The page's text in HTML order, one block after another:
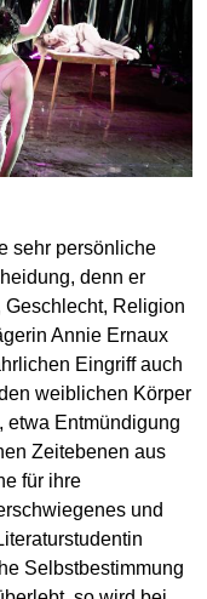
sehr persönliche
denn er
Geschlecht, Religion
Annie Ernaux
Eingriff auch
weiblichen Körper
etwa Entmündigung
Zeitebenen aus
für ihre
und
Selbstbestimmung